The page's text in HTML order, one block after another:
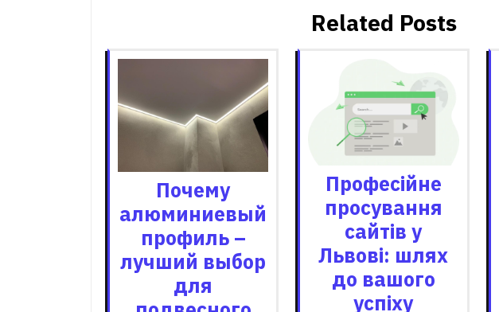
Related Posts
Почему
алюминиевый
профиль –
лучший выбор
для
Професійне
просування
сайтів у
Львові: шлях
до вашого
успіху